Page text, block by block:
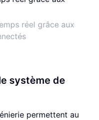
réel grâce aux
système de
permettent au